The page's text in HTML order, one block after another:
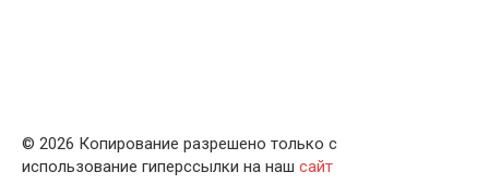
© 2026 Копирование разрешено только с
использование гиперссылки на наш сайт